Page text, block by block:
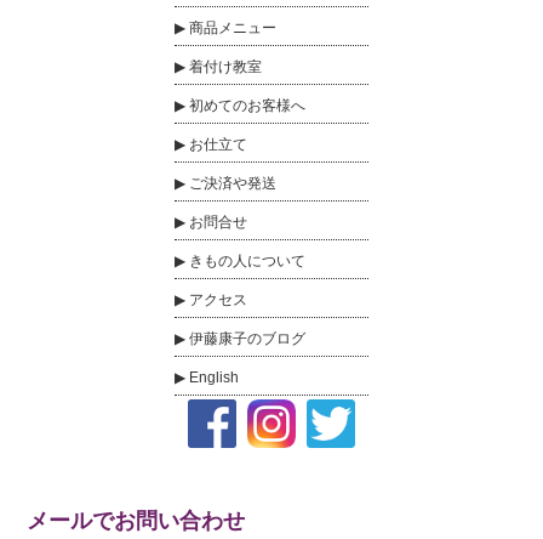
商品メニュー
着付け教室
初めてのお客様へ
お仕立て
ご決済や発送
お問合せ
きもの人について
アクセス
伊藤康子のブログ
English
メールでお問い合わせ